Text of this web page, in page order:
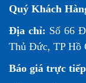
Quý Khách
Địa chỉ: Số 66
Thủ Đức, TP Hồ
Báo giá trực